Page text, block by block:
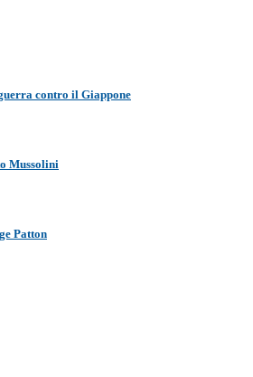
contro il Giappone
Mussolini
Patton